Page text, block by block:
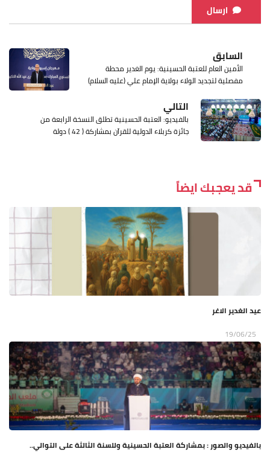
ارسال
السابق
الأمين العام للعتبة الحسينية: يوم الغدير محطة
مفصلية لتجديد الولاء بولاية الإمام علي (عليه السلام)
التالي
بالفيديو: العتبة الحسينية تطلق النسخة الرابعة من
جائزة كربلاء الدولية للقرآن بمشاركة ( 42 ) دولة
قد يعجبك ايضاً
عيد الغدير الاغر
19/06/25
بالفيديو والصور : بمشاركة العتبة الحسينية وللسنة الثالثة على التوالي..